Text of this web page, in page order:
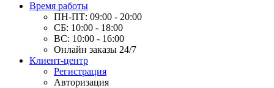
Время работы
ПН-ПТ: 09:00 - 20:00
СБ: 10:00 - 18:00
ВС: 10:00 - 16:00
Онлайн заказы 24/7
Клиент-центр
Регистрация
Авторизация